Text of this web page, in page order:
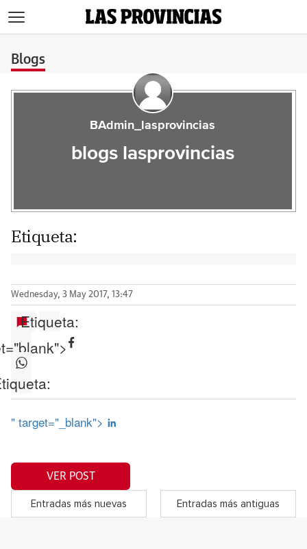
Blogs
BAdmin_lasprovincias
blogs lasprovincias
Etiqueta:
Wednesday, 3 May 2017, 13:47
Etiqueta:
" target="_blank">
VER POST
Entradas más nuevas Entradas más antiguas